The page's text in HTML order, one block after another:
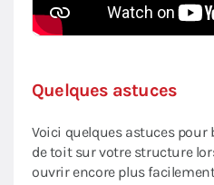
Quelques astuces
Voici quelques astuces
de toit sur votre structure
ouvrir encore plus